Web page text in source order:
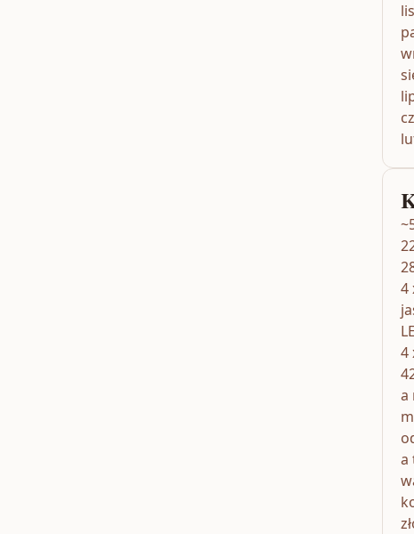
4
4
a
a